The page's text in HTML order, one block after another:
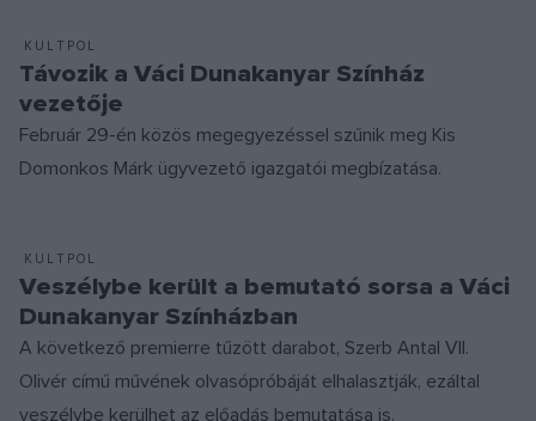
KULTPOL
Távozik a Váci Dunakanyar Színház
vezetője
Február 29-én közös megegyezéssel szűnik meg Kis
Domonkos Márk ügyvezető igazgatói megbízatása.
KULTPOL
Veszélybe került a bemutató sorsa a Váci
Dunakanyar Színházban
A következő premierre tűzött darabot, Szerb Antal VII.
Olivér című művének olvasópróbáját elhalasztják, ezáltal
veszélybe kerülhet az előadás bemutatása is.